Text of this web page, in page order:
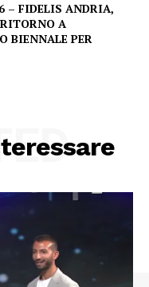
– FIDELIS ANDRIA,
A
BIENNALE PER